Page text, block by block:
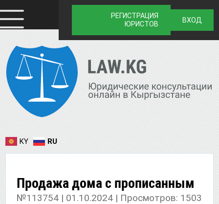
РЕГИСТРАЦИЯ
ЮРИСТОВ
ВХОД
KY RU
Продажа дома с прописанным
№113754 | 01.10.2024 | Просмотров: 1503